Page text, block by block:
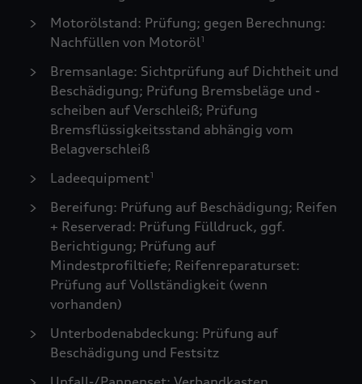
Motorölstand: Prüfung; gegen Berechnung:
Nachfüllen von Motoröl1
Bremsanlage: Sichtprüfung auf Dichtheit und
Beschädigung; Prüfung Bremsbeläge und -
scheiben auf Verschleiß; Prüfung
Bremsflüssigkeitsstand abhängig vom
Belagverschleiß
Ladeequipment1
Bereifung: Prüfung auf Beschädigung; Reifen
+ Reserverad: Prüfung Fülldruck, ggf.
Berichtigung; Prüfung auf
Mindestprofiltiefe; Reifenreparaturset:
Prüfung auf Vollständigkeit (wenn
vorhanden)
Unterbodenabdeckung: Prüfung auf
Beschädigung und Festsitz